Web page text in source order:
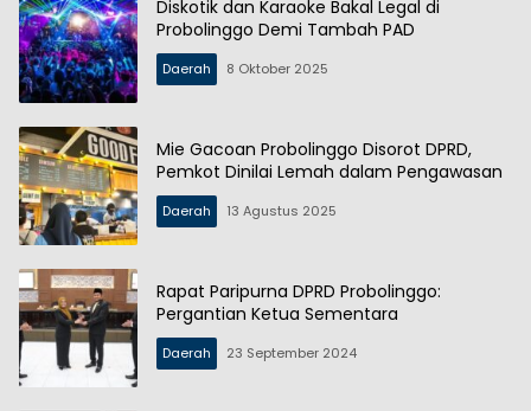
Diskotik dan Karaoke Bakal Legal di
Probolinggo Demi Tambah PAD
Daerah 8 Oktober 2025
Mie Gacoan Probolinggo Disorot DPRD,
Pemkot Dinilai Lemah dalam Pengawasan
Daerah 13 Agustus 2025
Rapat Paripurna DPRD Probolinggo:
Pergantian Ketua Sementara
Daerah 23 September 2024